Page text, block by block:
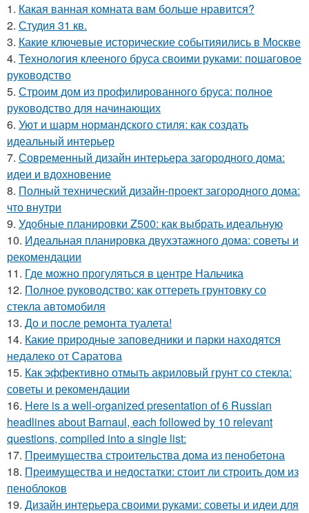
1. Какая ванная комната вам больше нравится?
2. Студия 31 кв.
3. Какие ключевые исторические событияились в Москве
4. Технология клееного бруса своими руками: пошаговое
руководство
5. Строим дом из профилированного бруса: полное
руководство для начинающих
6. Уют и шарм нормандского стиля: как создать
идеальный интерьер
7. Современный дизайн интерьера загородного дома:
идеи и вдохновение
8. Полный технический дизайн-проект загородного дома:
что внутри
9. Удобные планировки Z500: как выбрать идеальную
10. Идеальная планировка двухэтажного дома: советы и
рекомендации
11. Где можно прогуляться в центре Нальчика
12. Полное руководство: как оттереть грунтовку со
стекла автомобиля
13. До и после ремонта туалета!
14. Какие природные заповедники и парки находятся
недалеко от Саратова
15. Как эффективно отмыть акриловый грунт со стекла:
советы и рекомендации
16. Here is a well-organized presentation of 6 Russian
headlines about Barnaul, each followed by 10 relevant
questions, compiled into a single list:
17. Преимущества строительства дома из пенобетона
18. Преимущества и недостатки: стоит ли строить дом из
пеноблоков
19. Дизайн интерьера своими руками: советы и идеи для